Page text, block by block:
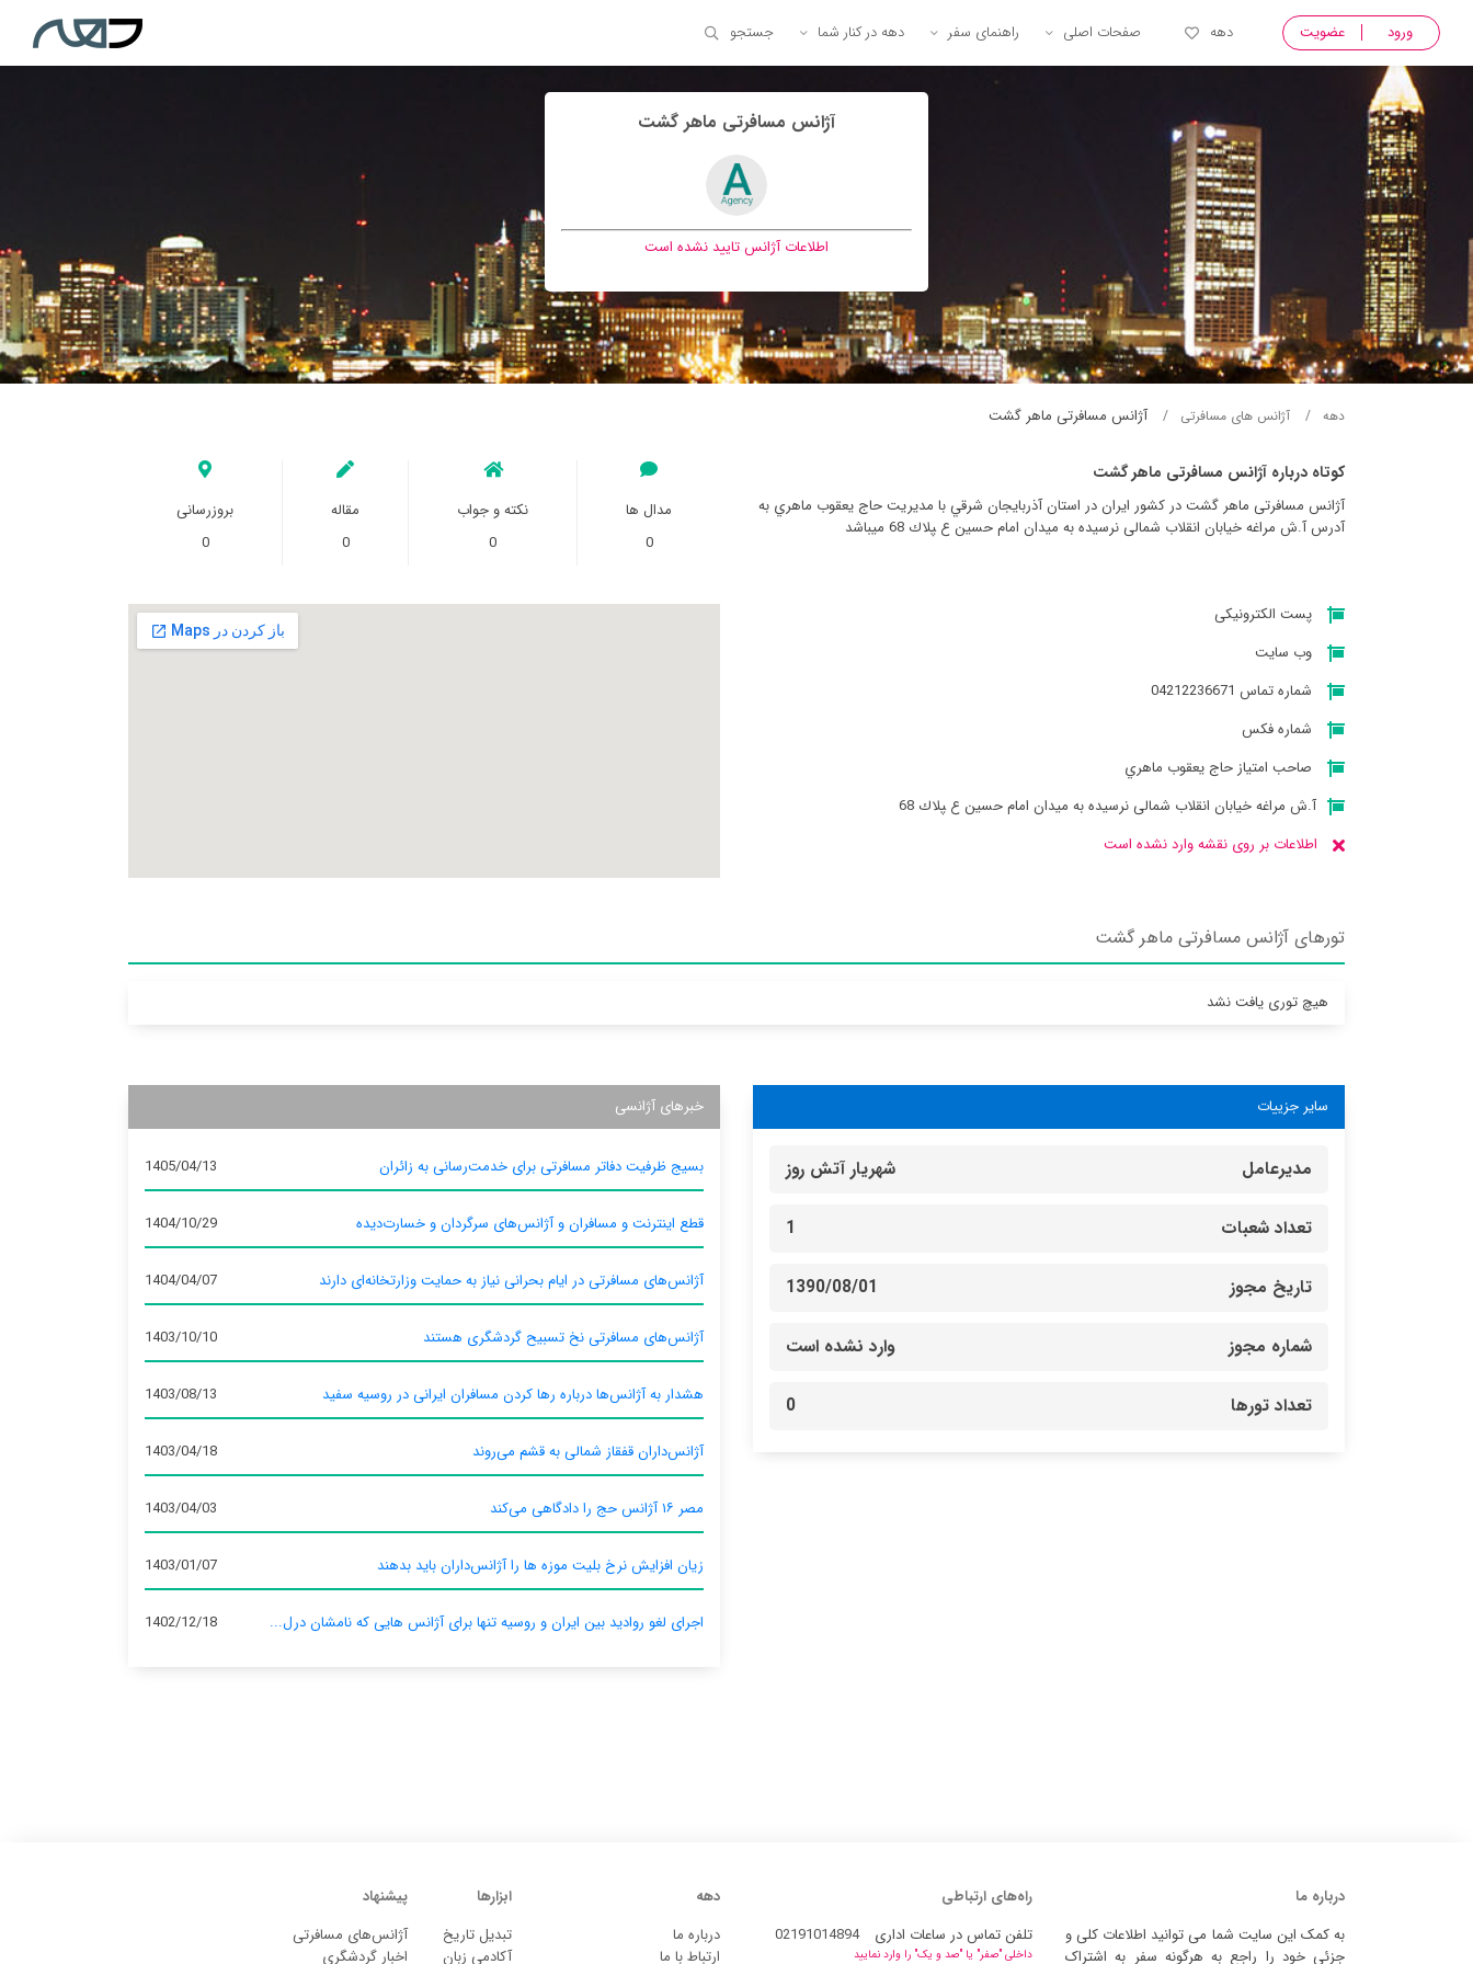
ورود عضویت دهه صفحات اصلی راهنمای سفر دهه در کنار شما جستجو
آژانس مسافرتی ماهر گشت
اطلاعات آژانس تایید نشده است
دهه آژانس های مسافرتی آژانس مسافرتی ماهر گشت
کوتاه درباره آژانس مسافرتی ماهر گشت
آژانس مسافرتی ماهر گشت در کشور ایران در استان آذربايجان شرقي با مدیریت حاج يعقوب ماهري به
آدرس آ.ش مراغه خیابان انقلاب شمالی نرسیده به میدان امام حسین ع ‍‍‍‍‍‍پلاك 68 میباشد
مدال ها
0
نکته و جواب
0
مقاله
0
بروزرسانی
0
پست الکترونیکی
وب سایت
شماره تماس 04212236671
شماره فکس
صاحب امتیاز حاج يعقوب ماهري
آ.ش مراغه خیابان انقلاب شمالی نرسیده به میدان امام حسین ع ‍‍‍‍‍‍پلاك 68
اطلاعات بر روی نقشه وارد نشده است
تورهای آژانس مسافرتی ماهر گشت
هیچ توری یافت نشد
سایر جزییات
مدیرعامل شهريار آتش روز
تعداد شعبات 1
تاریخ مجوز 1390/08/01
شماره مجوز وارد نشده است
تعداد تورها 0
خبرهای آژانسی
بسیج ظرفیت دفاتر مسافرتی برای خدمت‌رسانی به زائران 1405/04/13
قطع اینترنت و مسافران و آژانس‌های سرگردان و خسارت‌دیده 1404/10/29
آژانس‌های مسافرتی در ایام بحرانی نیاز به حمایت وزارتخانه‌ای دارند 1404/04/07
آژانس‌های مسافرتی نخ تسبیح گردشگری هستند 1403/10/10
هشدار به آژانس‌ها درباره رها کردن مسافران ایرانی در روسیه سفید 1403/08/13
آژانس‌داران قفقاز شمالی به قشم می‌روند 1403/04/18
مصر ۱۶ آژانس حج را دادگاهی می‌کند 1403/04/03
زیان افزایش نرخ بلیت موزه ها را آژانس‌داران باید بدهند 1403/01/07
اجرای لغو روادید بین ایران و روسیه تنها برای آژانس‌ هایی که نامشان درل... 1402/12/18
درباره ما
به کمک این سایت شما می توانید اطلاعات کلی و
جزئی خود را راجع به هرگونه سفر به اشتراک
راه‌های ارتباطی
تلفن تماس در ساعات اداری
02191014894
داخلی "صفر" یا "صد و یک" را وارد نمایید
دهه
درباره ما
ارتباط با ما
ابزارها
تبدیل تاریخ
آکادمی زبان
پیشنهاد
آژانس‌های مسافرتی
اخبار گردشگری